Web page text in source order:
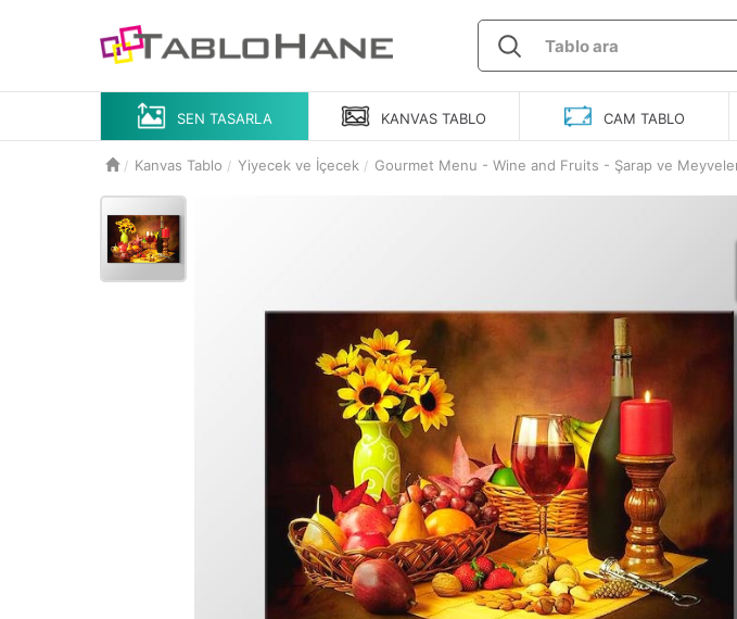
SEN TASARLA KANVAS TABLO CAM TABLO
Kanvas Tablo Yiyecek ve İçecek Gourmet Menu - Wine and Fruits - Şarap ve